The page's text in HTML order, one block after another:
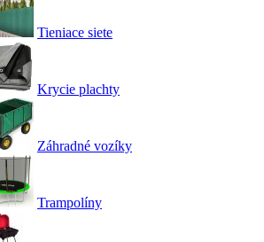
Tieniace siete
Krycie plachty
Záhradné vozíky
Trampolíny